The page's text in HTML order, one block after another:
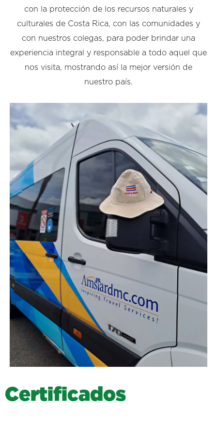
con la protección de los recursos naturales y
culturales de Costa Rica, con las comunidades y
con nuestros colegas, para poder brindar una
experiencia integral y responsable a todo aquel que
nos visita, mostrando así la mejor versión de
nuestro país.
Certificad os